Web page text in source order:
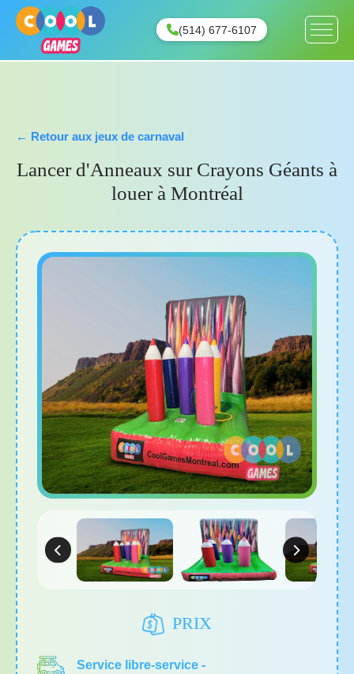
(514) 677-6107
← Retour aux jeux de carnaval
Lancer d'Anneaux sur Crayons Géants à
louer à Montréal
PRIX
Service libre-service -